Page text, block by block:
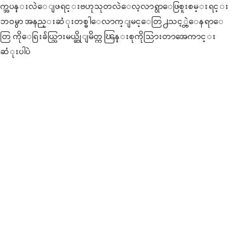
က္အပန္းလဲေျဖရင္းဗဟုသုတလဲေလ့လာရွာေဖြစူးစမ္းရင္း
ဘဝမွာ အနည္းဆံုးတစ္ခါေလာက္ျမင္ေတြ႕သင့္တဲ့ေနရာေ
တြ ကိုေရြးခ်ယ္သြားမယ္ဆိုျမိတ္ကၽြန္းစုကိုသြားတာအေကာင္း
ဆံုးပါပဲ